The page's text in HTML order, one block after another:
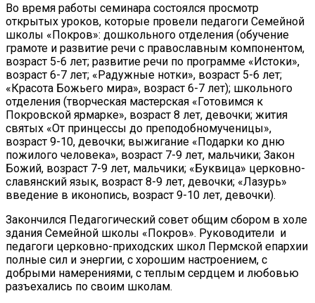
Во время работы семинара состоялся просмотр
открытых уроков, которые провели педагоги Семейной
школы «Покров»: дошкольного отделения (обучение
грамоте и развитие речи с православным компонентом,
возраст 5-6 лет; развитие речи по программе «Истоки»,
возраст 6-7 лет; «Радужные нотки», возраст 5-6 лет;
«Красота Божьего мира», возраст 6-7 лет); школьного
отделения (творческая мастерская «Готовимся к
Покровской ярмарке», возраст 8 лет, девочки; жития
святых «От принцессы до преподобномученицы»,
возраст 9-10, девочки; выжигание «Подарки ко дню
пожилого человека», возраст 7-9 лет, мальчики; Закон
Божий, возраст 7-9 лет, мальчики; «Буквица» церковно-
славянский язык, возраст 8-9 лет, девочки; «Лазурь»
введение в иконопись, возраст 9-10 лет, девочки).
Закончился Педагогический совет общим сбором в холе
здания Семейной школы «Покров». Руководители и
педагоги церковно-приходских школ Пермской епархии
полные сил и энергии, с хорошим настроением, с
добрыми намерениями, с теплым сердцем и любовью
разъехались по своим школам.